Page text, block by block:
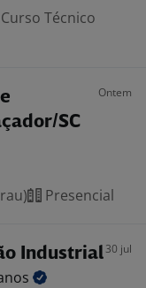
Curso Técnico
SC
Ontem
Presencial
Industrial30 jul